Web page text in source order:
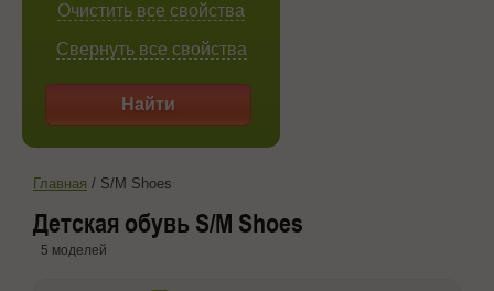
Очистить все свойства
Свернуть все свойства
Найти
Главная / S/M Shoes
Детская обувь S/M Shoes
5 моделей